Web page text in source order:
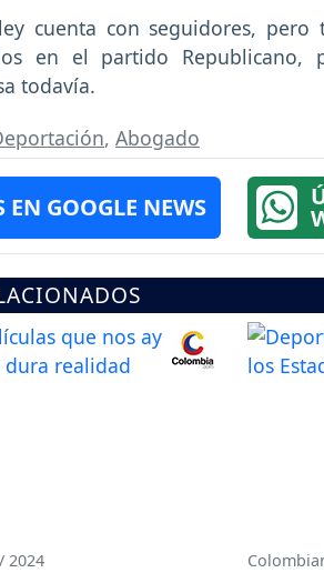
cuenta con seguidores, pero
en el partido
todavía.
, Abogado
EN GOOGLE NEWS
2024